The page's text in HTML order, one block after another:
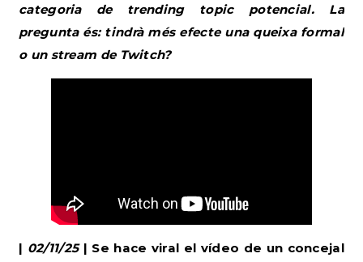
categoria de trending topic potencial. La
pregunta és: tindrà més efecte una queixa formal
o un stream de Twitch?
| 02/11/25| Se hace viral el vídeo de un concejal